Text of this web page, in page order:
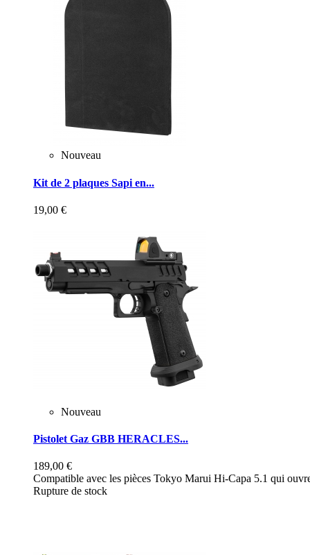
Nouveau
Kit de 2 plaques Sapi en...
19,00 €
Nouveau
Pistolet Gaz GBB HERACLES...
189,00 €
Compatible avec les pièces Tokyo Marui Hi-Capa 5.1 qui
Rupture de stock